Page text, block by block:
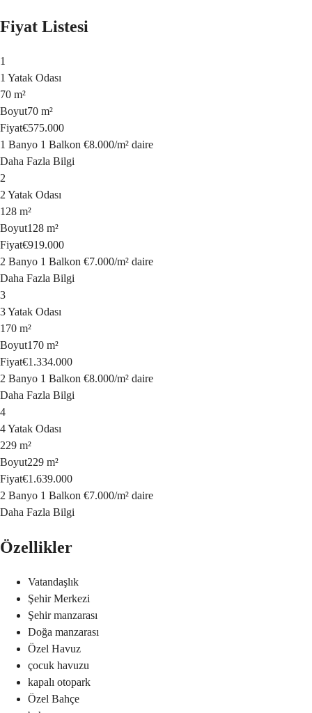
Fiyat Listesi
1
1 Yatak Odası
70 m²
Boyut70 m²
Fiyat€575.000
1 Banyo 1 Balkon €8.000/m² daire
Daha Fazla Bilgi
2
2 Yatak Odası
128 m²
Boyut128 m²
Fiyat€919.000
2 Banyo 1 Balkon €7.000/m² daire
Daha Fazla Bilgi
3
3 Yatak Odası
170 m²
Boyut170 m²
Fiyat€1.334.000
2 Banyo 1 Balkon €8.000/m² daire
Daha Fazla Bilgi
4
4 Yatak Odası
229 m²
Boyut229 m²
Fiyat€1.639.000
2 Banyo 1 Balkon €7.000/m² daire
Daha Fazla Bilgi
Özellikler
Vatandaşlık
Şehir Merkezi
Şehir manzarası
Doğa manzarası
Özel Havuz
çocuk havuzu
kapalı otopark
Özel Bahçe